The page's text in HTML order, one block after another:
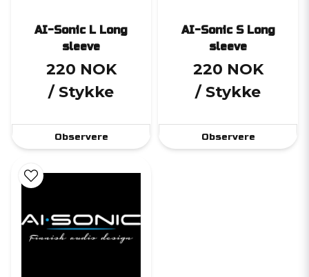
AI-Sonic L Long
sleeve
220 NOK
/ Stykke
Observere
AI-Sonic S Long
sleeve
220 NOK
/ Stykke
Observere